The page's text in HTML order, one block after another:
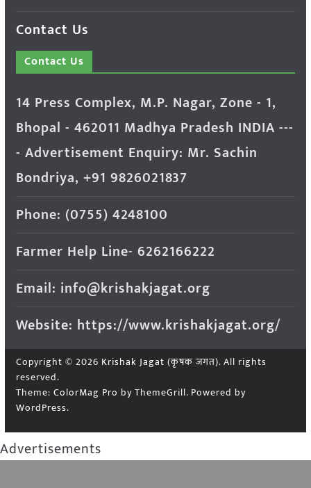
Contact Us
Contact Us
14 Press Complex, M.P. Nagar, Zone - 1,
Bhopal - 462011 Madhya Pradesh INDIA ---
- Advertisement Enquiry: Mr. Sachin
Bondriya, +91 9826021837
Phone: (0755) 4248100
Farmer Help Line- 6262166222
Email: info@krishakjagat.org
Website: https://www.krishakjagat.org/
Copyright © 2026 Krishak Jagat (कृषक जगत). All rights
reserved.
Theme: ColorMag Pro by ThemeGrill. Powered by
WordPress.
Advertisements